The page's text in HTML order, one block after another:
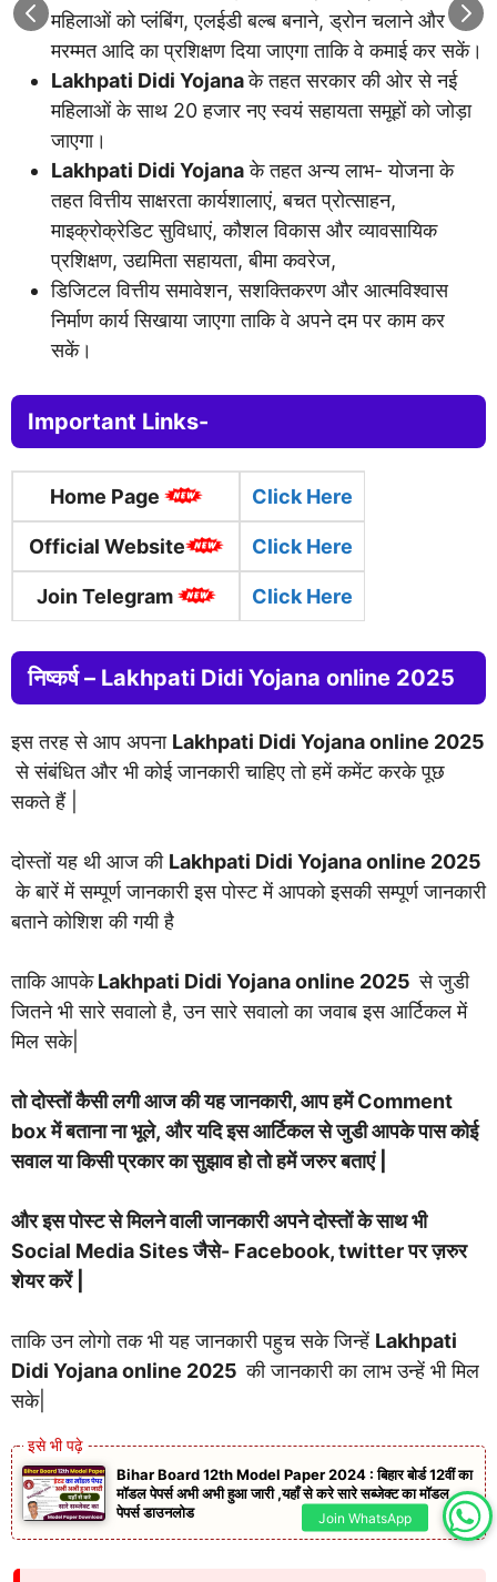
महिलाओं को प्लंबिंग, एलईडी बल्ब बनाने, ड्रोन चलाने और
मरम्मत आदि का प्रशिक्षण दिया जाएगा ताकि वे कमाई कर सकें।
Lakhpati Didi Yojanaके तहत सरकार की ओर से नई
महिलाओं के साथ 20 हजार नए स्वयं सहायता समूहों को जोड़ा
जाएगा।
Lakhpati Didi Yojanaके तहत अन्य लाभ- योजना के
तहत वित्तीय साक्षरता कार्यशालाएं, बचत प्रोत्साहन,
माइक्रोक्रेडिट सुविधाएं, कौशल विकास और व्यावसायिक
प्रशिक्षण, उद्यमिता सहायता, बीमा कवरेज,
डिजिटल वित्तीय समावेशन, सशक्तिकरण और आत्मविश्वास
निर्माण कार्य सिखाया जाएगा ताकि वे अपने दम पर काम कर
सकें।
Important Links-
Home Page Click Here
Official Website Click Here
Join Telegram Click Here
निष्कर्ष – Lakhpati Didi Yojana online 2025
इस तरह से आप अपना Lakhpati Didi Yojana online 2025
से संबंधित और भी कोई जानकारी चाहिए तो हमें कमेंट करके पूछ
सकते हैं |
दोस्तों यह थी आज की Lakhpati Didi Yojana online 2025
के बारें में सम्पूर्ण जानकारी इस पोस्ट में आपको इसकी सम्पूर्ण जानकारी
बताने कोशिश की गयी है
ताकि आपकेLakhpati Didi Yojana online 2025से जुडी
जितने भी सारे सवालो है, उन सारे सवालो का जवाब इस आर्टिकल में
मिल सके|
तो दोस्तों कैसी लगी आज की यह जानकारी, आप हमें Comment
box में बताना ना भूले, और यदि इस आर्टिकल से जुडी आपके पास कोई
सवाल या किसी प्रकार का सुझाव हो तो हमें जरुर बताएं |
और इस पोस्ट से मिलने वाली जानकारी अपने दोस्तों के साथ भी
Social Media Sites जैसे- Facebook, twitter पर ज़रुर
शेयर करें |
ताकि उन लोगो तक भी यह जानकारी पहुच सके जिन्हें Lakhpati
Didi Yojana online 2025की जानकारी का लाभ उन्हें भी मिल
सके|
Bihar Board 12th Model Paper 2024 : बिहार बोर्ड 12वीं का
मॉडल पेपर्स अभी अभी हुआ जारी ,यहाँ से करे सारे सब्जेक्ट का मॉडल
पेपर्स डाउनलोड
Join WhatsApp